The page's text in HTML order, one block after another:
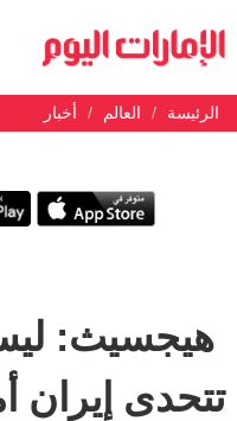
الرئيسة العالم أخبار
هيجسيث:
تتحدى إيران